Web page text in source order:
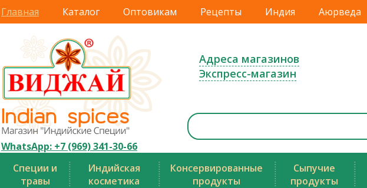
Главная Каталог Оптовикам Рецепты Индия Аюрведа
WhatsApp: +7 (969) 341-30-66
Адреса магазинов
Экспресс-магазин
Специи и
травы
Индийская
косметика
Консервированные
продукты
Сыпучие
продукты